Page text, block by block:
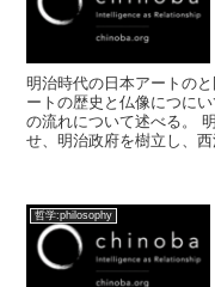
明治時代の日本アートの
ートの歴史と仏像につに
の流れについて述べる。
せ、明治政府を樹立し、
哲学:philosophy